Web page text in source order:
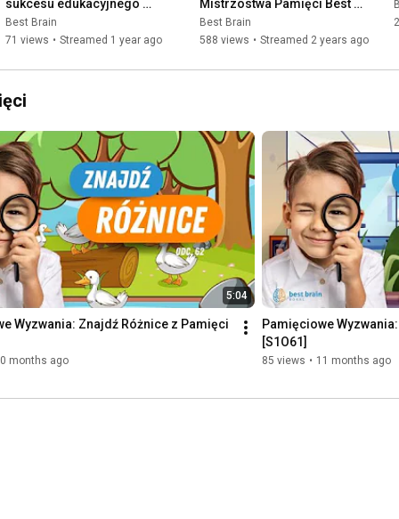
kluczem do sukcesu.
licznych książkach nie
trenera na
najistotniejsze. W kursie
80-cyfrową liczbę
umysłu, koncentracji
sukcesu edukacyjnego
dziecka
Best Brain
71 views • Streamed 1 year ago
Mistrzostwa Pamięci Best
Brain 2024
Best Brain
588 views • Streamed 2 years ago
5:04
Wyzwania: Znajdź Różnice z Pamięci
months ago
Pamięciowe
[S1O61]
85 views • 11 months ago